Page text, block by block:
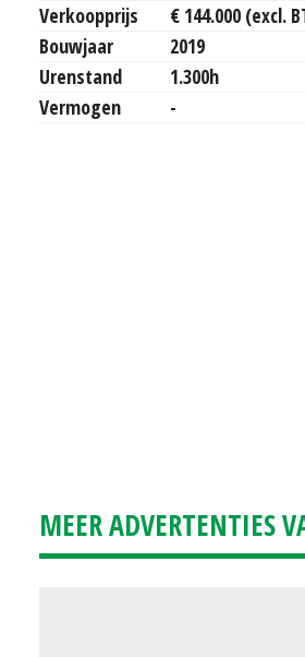
Verkoopprijs
€ 144.000 (excl.
Bouwjaar
2019
Urenstand
1.300h
Vermogen
-
MEER ADVERTENTIES